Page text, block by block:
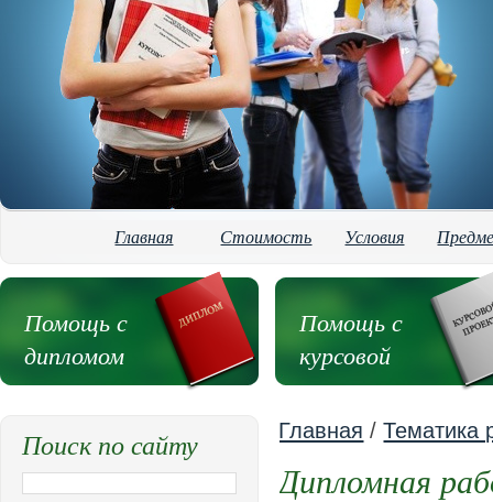
Главная Стоимость Условия
Помощь с
дипломом
Помощь с
курсовой
Главная /Тематика
Дипломная
Поиск по сайту